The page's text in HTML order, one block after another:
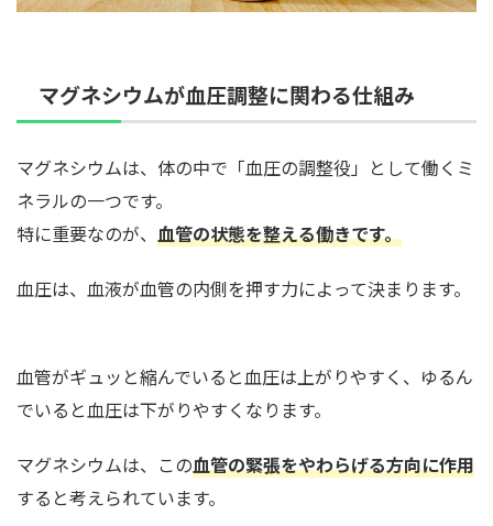
マグネシウムが血圧調整に関わる仕組み
マグネシウムは、体の中で「血圧の調整役」として働くミ
ネラルの一つです。
特に重要なのが、 血管の状態を整える働きです。
血圧は、血液が血管の内側を押す力によって決まります。
血管がギュッと縮んでいると血圧は上がりやすく、ゆるん
でいると血圧は下がりやすくなります。
マグネシウムは、この血管の緊張をやわらげる方向に作用
すると考えられています。